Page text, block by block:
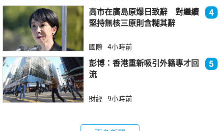
高市在廣島原爆日致辭 對繼續
堅持無核三原則含糊其辭
4
國際 4小時前
彭博：香港重新吸引外籍專才回
流
5
財經 9小時前